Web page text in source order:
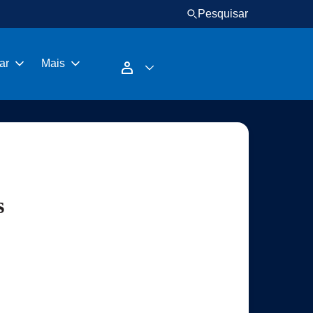
Pesquisar
Mais